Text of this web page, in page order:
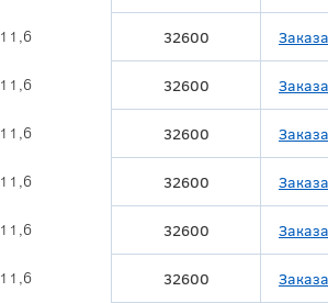
11,6 32600
11,6 32600
11,6 32600
11,6 32600
11,6 32600
11,6 32600